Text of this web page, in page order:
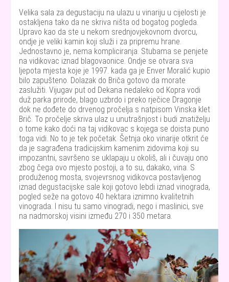
Velika sala za degustaciju na ulazu u vinariju u cijelosti je
ostakljena tako da ne skriva ništa od bogatog pogleda.
Upravo kao da ste u nekom srednjovjekovnom dvorcu,
ondje je veliki kamin koji služi i za pripremu hrane.
Jednostavno je, nema kompliciranja. Stubama se penjete
na vidikovac iznad blagovaonice. Ondje se otvara sva
ljepota mjesta koje je 1997. kada ga je Enver Moralić kupio
bilo zapušteno. Dolazak do Briča gotovo da morate
zaslužiti. Vijugav put od Dekana nedaleko od Kopra vodi
duž parka prirode, blago uzbrdo i preko rječice Dragonje
dok ne dođete do drvenog pročelja s natpisom Vinska klet
Brič. To pročelje skriva ulaz u unutrašnjost i budi znatiželju
o tome kako doći na taj vidikovac s kojega se doista puno
toga vidi. No to je tek početak. Šetnja oko vinarije otkrit će
da je sagrađena tradicijskim kamenim zidovima koji su
impozantni, savršeno se uklapaju u okoliš, ali i čuvaju ono
zbog čega ovo mjesto postoji, a to su, dakako, vina. S
produženog mosta, svojevrsnog vidikovca postavljenog
iznad degustacijske sale koji gotovo lebdi iznad vinograda,
pogled seže na gotovo 40 hektara iznimno kvalitetnih
vinograda. I nisu tu samo vinogradi, nego i maslinici, sve
na nadmorskoj visini između 270 i 350 metara.